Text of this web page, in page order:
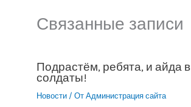
Связанные записи
Подрастём, ребята, и айда в
солдаты!
Новости / От Администрация сайта